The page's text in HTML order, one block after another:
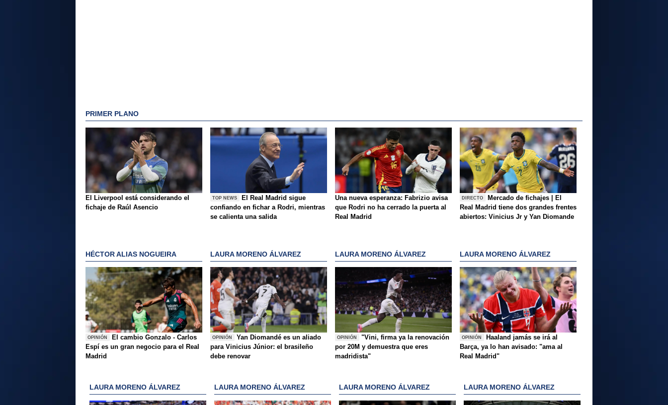
PRIMER PLANO
El Liverpool está considerando el
fichaje de Raúl Asencio
TOP NEWS
El Real Madrid sigue
confiando en fichar a Rodri, mientras
se calienta una salida
Una nueva esperanza: Fabrizio avisa
que Rodri no ha cerrado la puerta al
Real Madrid
DIRECTO
Mercado de fichajes | El
Real Madrid tiene dos grandes frentes
abiertos: Vinicius Jr y Yan Diomande
HÉCTOR ALIAS NOGUEIRA
OPINIÓN
El cambio Gonzalo - Carlos
Espí es un gran negocio para el Real
Madrid
LAURA MORENO ÁLVAREZ
OPINIÓN
Yan Diomandé es un aliado
para Vinicius Júnior: el brasileño
debe renovar
LAURA MORENO ÁLVAREZ
OPINIÓN
"Vini, firma ya la renovación
por 20M y demuestra que eres
madridista"
LAURA MORENO ÁLVAREZ
OPINIÓN
Haaland jamás se irá al
Barça, ya lo han avisado: "ama al
Real Madrid"
LAURA MORENO ÁLVAREZ LAURA MORENO ÁLVAREZ LAURA MORENO ÁLVAREZ LAURA MORENO ÁLVAREZ